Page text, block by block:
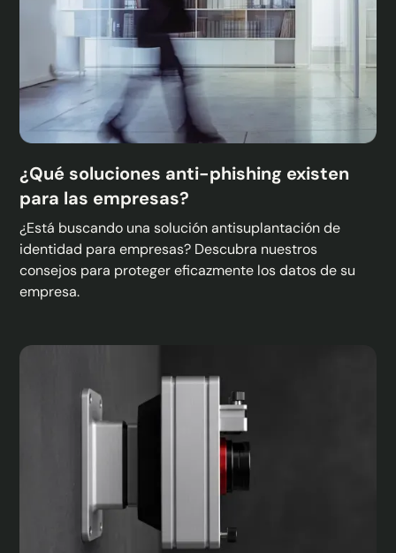
¿Qué soluciones anti-phishing existen
para las empresas?
¿Está buscando una solución antisuplantación de
identidad para empresas? Descubra nuestros
consejos para proteger eficazmente los datos de su
empresa.